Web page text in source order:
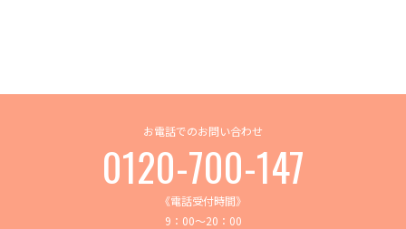
お電話でのお問い合わせ
0120-700-147
《電話受付時間》
9：00～20：00